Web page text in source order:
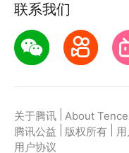
联系我们
关于腾讯 About
腾讯公益
版权所有
用户协议